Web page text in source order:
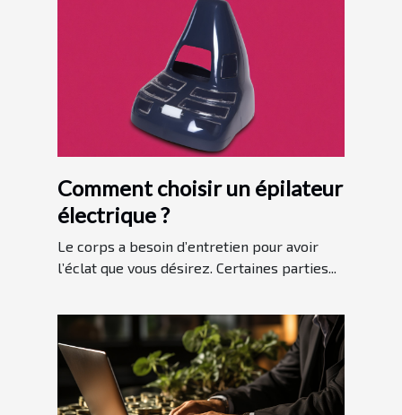
Comment choisir un épilateur
électrique ?
Le corps a besoin d’entretien pour avoir
l’éclat que vous désirez. Certaines parties...